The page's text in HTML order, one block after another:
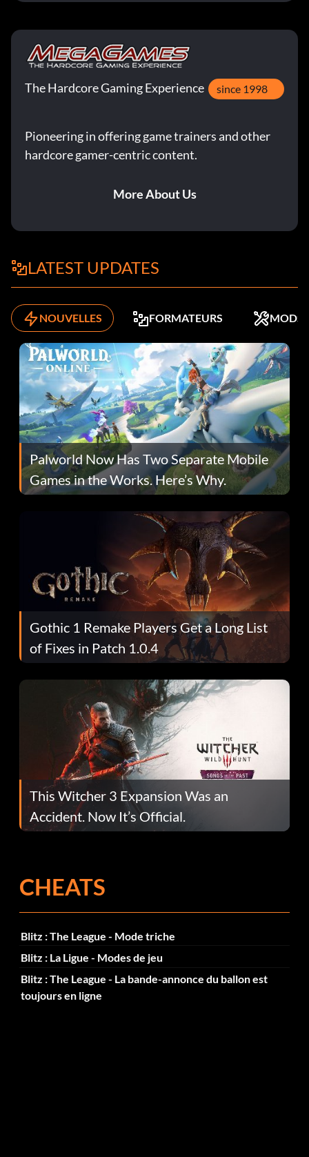
The Hardcore Gaming Experience since 1998
Pioneering in offering game trainers and other
hardcore gamer-centric content.
More About Us
LATEST UPDATES
NOUVELLES FORMATEURS MODS
Palworld Now Has Two Separate Mobile
Games in the Works. Here’s Why.
Gothic 1 Remake Players Get a Long List
of Fixes in Patch 1.0.4
This Witcher 3 Expansion Was an
Accident. Now It’s Official.
CHEATS
Blitz : The League - Mode triche
Blitz : La Ligue - Modes de jeu
Blitz : The League - La bande-annonce du ballon est
toujours en ligne